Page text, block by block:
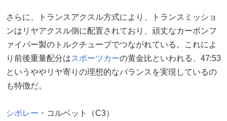
さらに、トランスアクスル方式により、トランスミッショ
ンはリヤアクスル側に配置されており、頑丈なカーボンフ
ァイバー製のトルクチューブでつながれている。これによ
り前後重量配分はスポーツカーの黄金比といわれる、47:53
というややリヤ寄りの理想的なバランスを実現しているの
も特徴だ。
シボレー ・コルベット（C3）